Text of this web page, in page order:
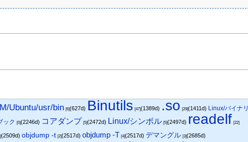
Ubuntu/usr/bin [6](627d) Binutils [47](1389d) .so [29](1411d) Linux/バイナリ
ック [0](2246d) コアダンプ [5](2472d) Linux/シンボル [5](2497d) readelf [22]
(2509d)objdump -t [2](2517d)objdump -T [4](2517d)デマングル [3](2685d)